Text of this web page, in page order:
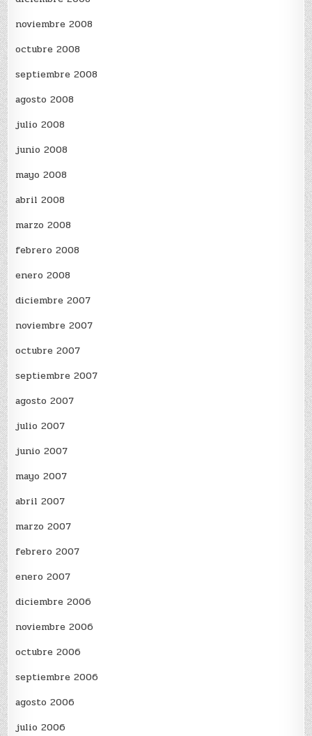
noviembre 2008
octubre 2008
septiembre 2008
agosto 2008
julio 2008
junio 2008
mayo 2008
abril 2008
marzo 2008
febrero 2008
enero 2008
diciembre 2007
noviembre 2007
octubre 2007
septiembre 2007
agosto 2007
julio 2007
junio 2007
mayo 2007
abril 2007
marzo 2007
febrero 2007
enero 2007
diciembre 2006
noviembre 2006
octubre 2006
septiembre 2006
agosto 2006
julio 2006